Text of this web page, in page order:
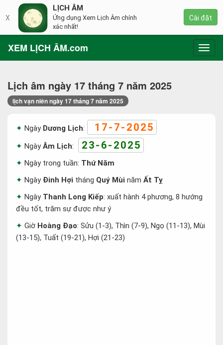
XEM LỊCH ÂM.com
Lịch âm ngày 17 tháng 7 năm 2025
lịch vạn niên ngày 17 tháng 7 năm 2025
Ngày Dương Lịch: 17-7-2025
NgàyÂm Lịch: 23-6-2025
Ngày trong tuần: Thứ Năm
Ngày Đinh Hợi tháng Quý Mùi năm Ất Tỵ
Ngày Thanh Long Kiếp: xuất hành 4 phương, 8 hướng
đều tốt, trăm sự được như ý
Giờ Hoàng Đạo: Sửu (1-3), Thìn (7-9), Ngọ (11-13), Mùi
(13-15), Tuất (19-21), Hợi (21-23)
X
LỊCH ÂM
Ứng dụng Xem Lịch Âm chính
xác nhất!
Cài đặt